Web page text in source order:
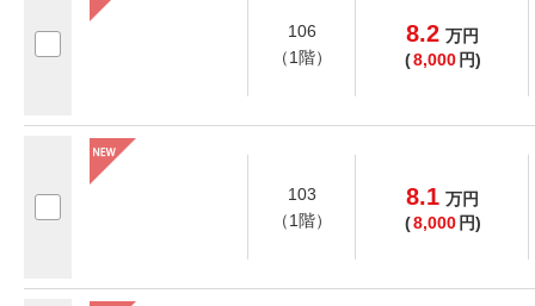
106
（1階）
8.2 万円
(8,000 円)
103
（1階）
8.1 万円
(8,000 円)